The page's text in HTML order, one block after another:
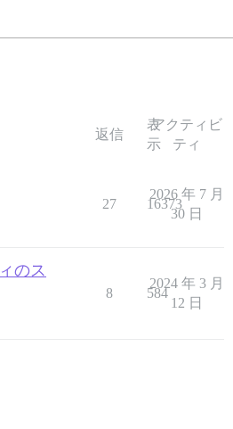
返信
表
示
アクティビ
ティ
27 16373
2026 年 7 月
30 日
のス
8 584
2024 年 3 月
12 日